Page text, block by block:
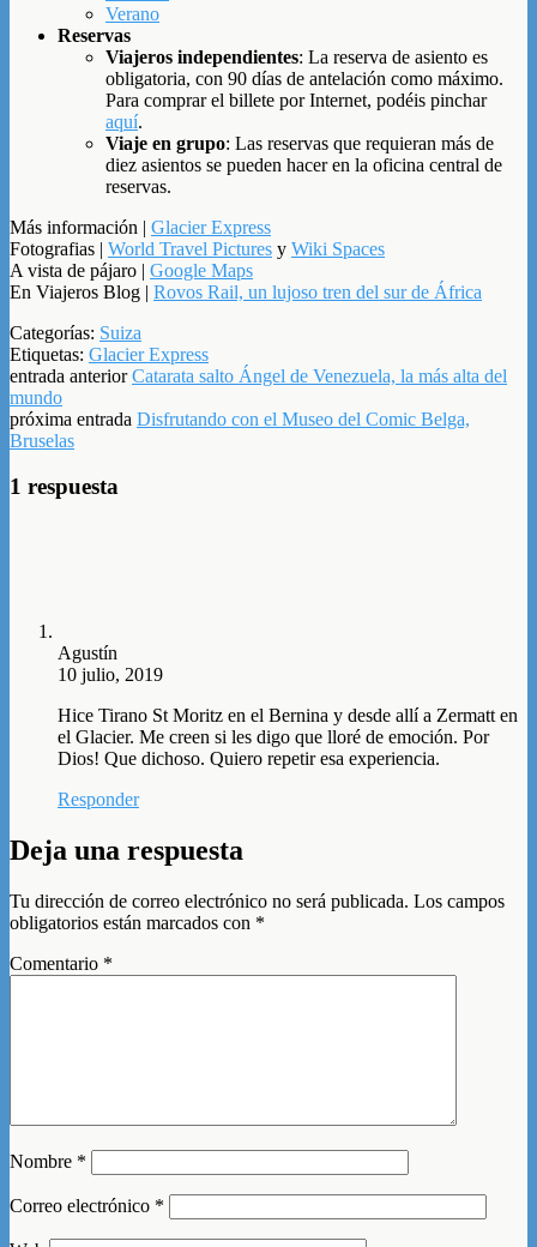
Verano
Reservas
Viajeros independientes: La reserva de asiento es
obligatoria, con 90 días de antelación como máximo.
Para comprar el billete por Internet, podéis pinchar
aquí.
Viaje en grupo: Las reservas que requieran más de
diez asientos se pueden hacer en la oficina central de
reservas.
Más información | Glacier Express
Fotografias | World Travel Pictures y Wiki Spaces
A vista de pájaro | Google Maps
En Viajeros Blog | Rovos Rail, un lujoso tren del sur de África
Categorías: Suiza
Etiquetas: Glacier Express
entrada anteriorCatarata salto Ángel de Venezuela, la más alta del
mundo
próxima entrada Disfrutando con el Museo del Comic Belga,
Bruselas
1 respuesta
Agustín
10 julio, 2019
Hice Tirano St Moritz en el Bernina y desde allí a Zermatt en
el Glacier. Me creen si les digo que lloré de emoción. Por
Dios! Que dichoso. Quiero repetir esa experiencia.
Responder
Deja una respuesta
Tu dirección de correo electrónico no será publicada. Los campos
obligatorios están marcados con *
Comentario *
Nombre *
Correo electrónico *